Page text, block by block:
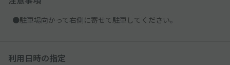
●駐車場向かって右側に寄せて駐車してください。
利用日時の指定